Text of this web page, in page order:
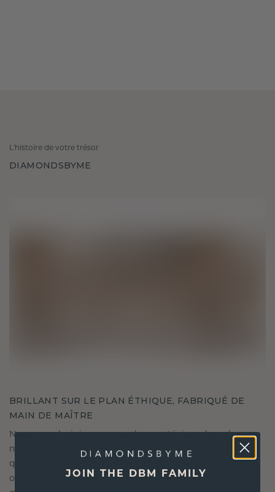
L'histoire de votre trésor
DIAMONDSBYME
BRILLANT SUR LE PLAN ÉTHIQUE, FABRIQUÉ DE
MAIN DE MAÎTRE
Nous ne choisissons que les matériaux les plus
nobles et respectueux de l'environnement, ainsi
que des diamants synthétiques. Nos experts en
orfèvrerie allient durabilité et savoir-faire inégalé,
JOIN THE DBM FAMILY